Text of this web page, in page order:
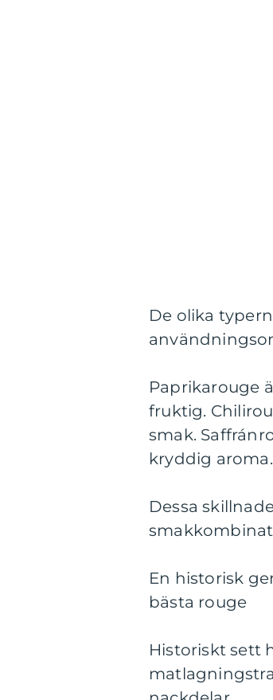
De olika
Paprikarouge
fruktig.
smak.
kryddig aroma.
Dessa
En historisk
bästa rouge
Historiskt sett